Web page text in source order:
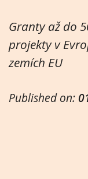
Granty až do
projekty v
zemích EU
Published on: